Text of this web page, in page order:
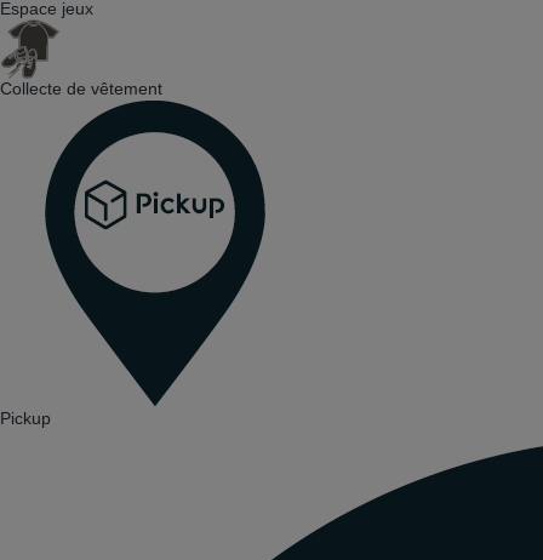
Espace jeux
Collecte de vêtement
Pickup